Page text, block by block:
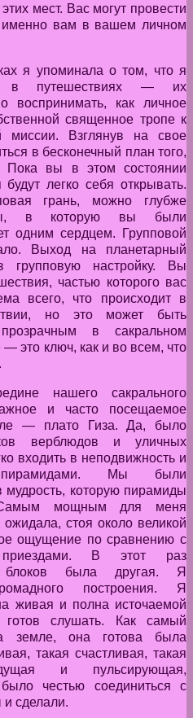
мест. Вас могут провести
вам в вашем личном
я упоминала о том, что я
в путешествиях — их
воспринимать, как личное
священное тропе к
миссии. Взглянув на свое
в бесконечный план того,
Пока вы в этом состоянии
легко себя открывать.
грань, можно глубже
в которую вы были
одним сердцем. Групповой
Выход на планетарный
групповую настройку. Вы
частью которого вас
всего, что происходит в
но это может быть
в сакральном
это ключ, как и во всем, что
нашего сакрального
и часто посещаемое
— плато Гиза. Да, было
верблюдов и уличных
входить в неподвижность и
Мы были
мудрость, которую пирамиды
мощным для меня
стоя около великой
ощущение по сравнению с
В этот раз
блоков была другая. Я
построения. Я
живая и полна источаемой
слушать. Как самый
земле, она готова была
такая счастливая, такая
и пульсирующая,
честью соединиться с
сделали.